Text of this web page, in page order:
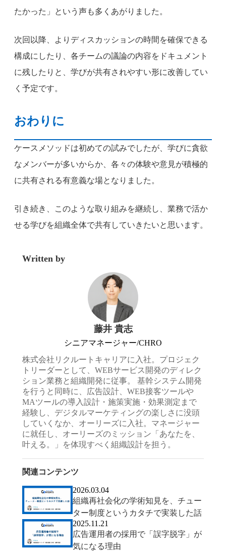
たかった」という声も多くあがりました。
次回以降、よりディスカッションの時間を確保できる
構成にしたり、各チームの議論の内容をドキュメント
に残したりと、学びが共有されやすい形に改善してい
く予定です。
おわりに
ケースメソッドは初めての試みでしたが、学びに貪欲
なメンバーが多いからか、各々の体験や意見が積極的
に共有される有意義な場となりました。
引き続き、このような取り組みを継続し、業務で活か
せる学びを組織全体で共有していきたいと思います。
Written by
藤井 貴志
シニアマネージャー/CHRO
株式会社リクルートキャリアに入社。プロジェク
トリーダーとして、WEBサービス開発のディレク
ション業務と組織開発に従事。 基幹システム開発
を行うと同時に、広告設計、WEB接客ツールや
MAツールの導入設計・施策実施・効果測定まで
経験し、デジタルマーケティングの楽しさに没頭
していくなか、オーリーズに入社。マネージャー
に就任し、オーリーズのミッション「あなたを、
叶える。」を体現すべく組織設計を担う。
関連コンテンツ
2026.03.04
組織再社会化の学術知見を、チュー
ター制度というカタチで実装した話
2025.11.21
広告運用者の採用で「誤字脱字」が
気になる理由